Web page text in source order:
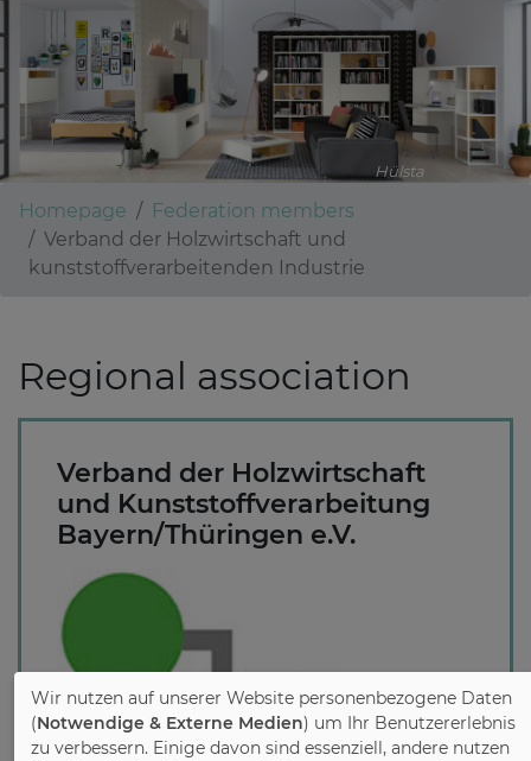
Hülsta
Homepage
Federation members
Verband der Holzwirtschaft und
kunststoffverarbeitenden Industrie
Regional association
Verband der Holzwirtschaft
und Kunststoffverarbeitung
Bayern/Thüringen e.V.
Wir nutzen auf unserer Website personenbezogene Daten
(Notwendige & Externe Medien) um Ihr Benutzererlebnis
zu verbessern. Einige davon sind essenziell, andere nutzen